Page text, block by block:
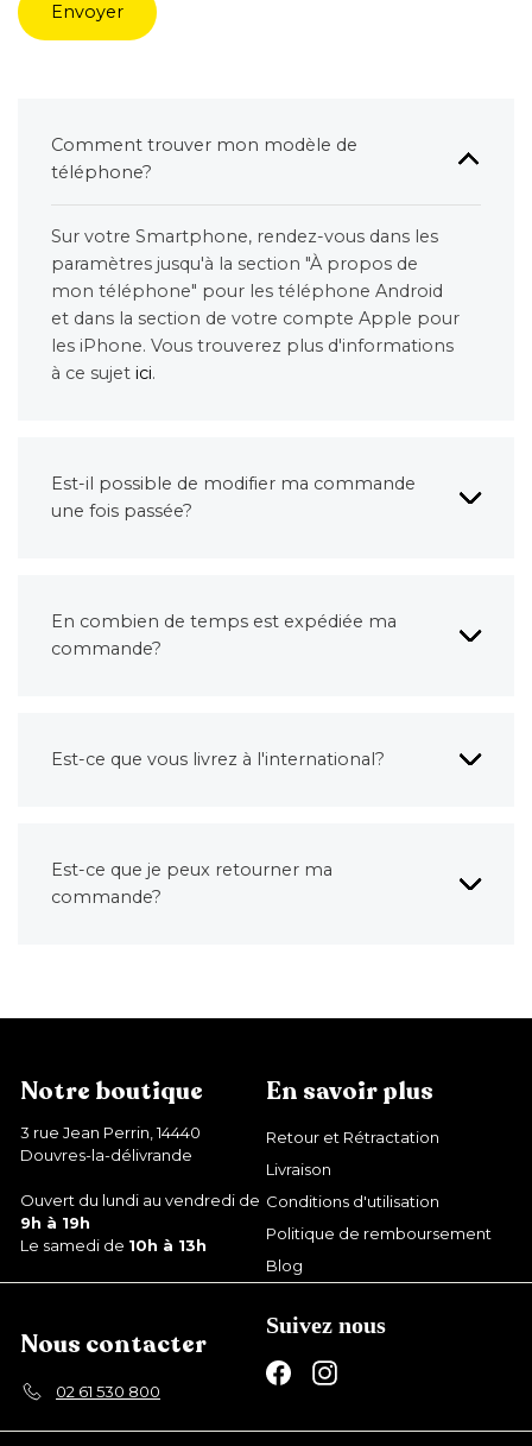
Envoyer
Comment trouver mon modèle de
téléphone?
Sur votre Smartphone, rendez-vous dans les
paramètres jusqu'à la section "À propos de
mon téléphone" pour les téléphone Android
et dans la section de votre compte Apple pour
les iPhone. Vous trouverez plus d'informations
à ce sujet ici.
Est-il possible de modifier ma commande
une fois passée?
En combien de temps est expédiée ma
commande?
Est-ce que vous livrez à l'international?
Est-ce que je peux retourner ma
commande?
Notre boutique
3 rue Jean Perrin, 14440
Douvres-la-délivrande
Ouvert du lundi au vendredi de
9h à 19h
Le samedi de 10h à 13h
En savoir plus
Retour et Rétractation
Livraison
Conditions d'utilisation
Politique de remboursement
Blog
Nous contacter
02 61 530 800
Suivez nous
FacebookInstagram